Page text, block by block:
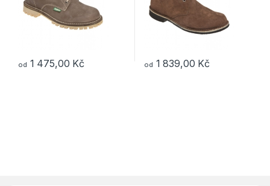
od 1 475,00 Kč od 1 839,00 Kč